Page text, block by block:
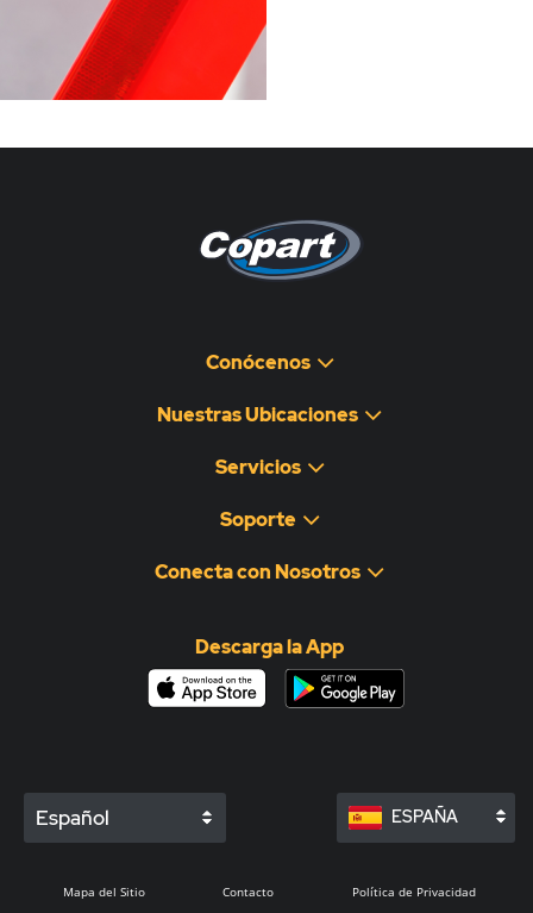
Conócenos
Nuestras Ubicaciones
Servicios
Soporte
Conecta con Nosotros
Descarga la App
Español ESPAÑA
Mapa del Sitio Contacto Política de Privacidad